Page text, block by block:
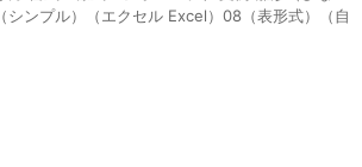
シンプル）（エクセル Excel）08（表形式）（自